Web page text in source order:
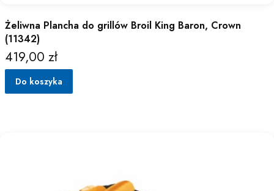
Żeliwna Plancha do grillów Broil King Baron, Crown
(11342)
Cena
419,00 zł
Do koszyka